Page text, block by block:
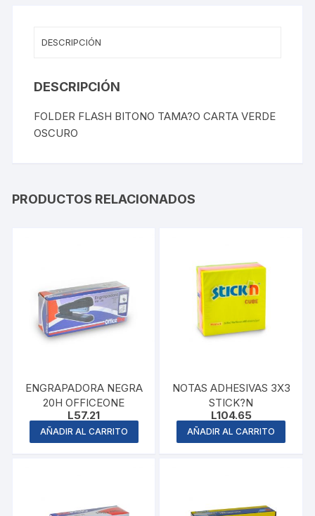
DESCRIPCIÓN
DESCRIPCIÓN
FOLDER FLASH BITONO TAMA?O CARTA VERDE
OSCURO
PRODUCTOS RELACIONADOS
ENGRAPADORA NEGRA
20H OFFICEONE
L57.21
AÑADIR AL CARRITO
NOTAS ADHESIVAS 3X3
STICK?N
L104.65
AÑADIR AL CARRITO